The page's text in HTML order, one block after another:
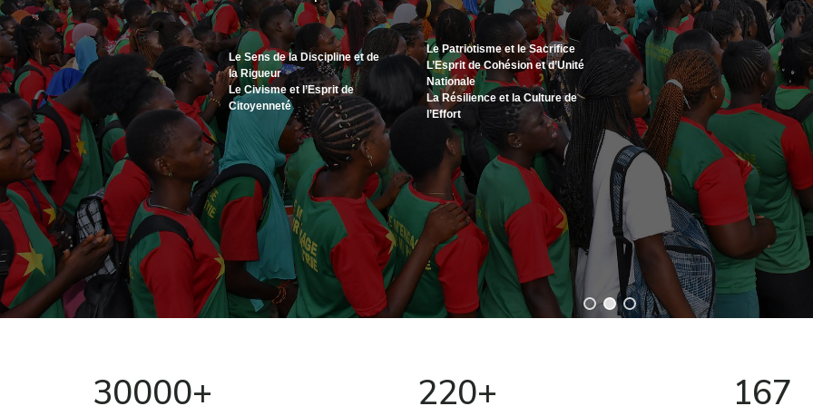
Faso mêbo
30000+ 220+ 167